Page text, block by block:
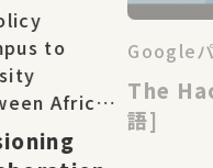
to
Africa
Googleパ
The
語]